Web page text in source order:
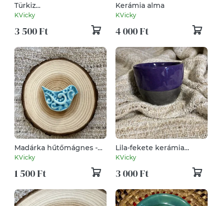
Türkiz
pálmalevélszappantartó
KVicky
3 500 Ft
Kerámia alma
KVicky
4 000 Ft
Madárka hűtőmágnes -
türkiz
KVicky
1 500 Ft
Lila-fekete kerámia
eszpresszó pohár
KVicky
3 000 Ft